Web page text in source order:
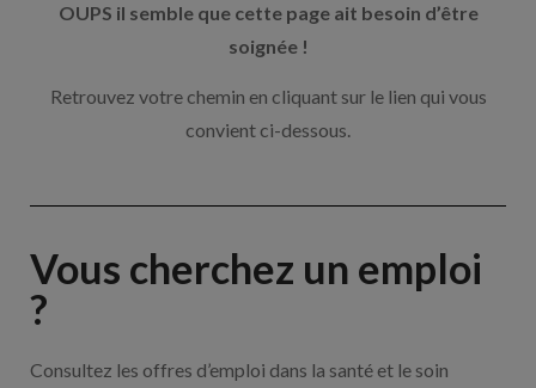
OUPS il semble que cette page ait besoin d’être
soignée !
Retrouvez votre chemin en cliquant sur le lien qui vous
convient ci-dessous.
Vous cherchez un emploi
?
Consultez les offres d’emploi dans la santé et le soin